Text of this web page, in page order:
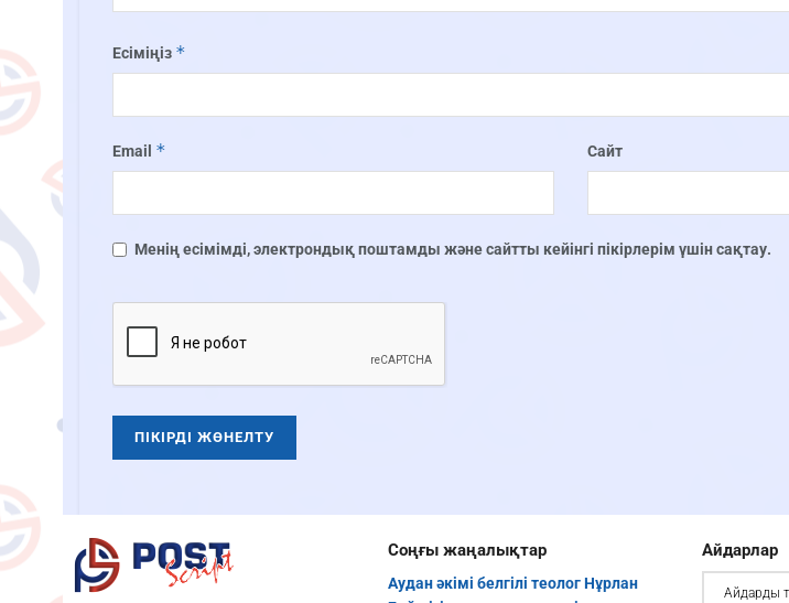
Есіміңіз *
Email * Сайт
Менің есімімді, электрондық поштамды және сайтты кейінгі пікірлерім үшін сақтау.
Соңғы жаңалықтар
Аудан әкімі белгілі теолог Нұрлан
Айдарлар